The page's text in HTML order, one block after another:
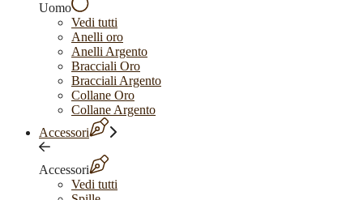
Uomo
Vedi tutti
Anelli oro
Anelli Argento
Bracciali Oro
Bracciali Argento
Collane Oro
Collane Argento
Accessori
Accessori
Vedi tutti